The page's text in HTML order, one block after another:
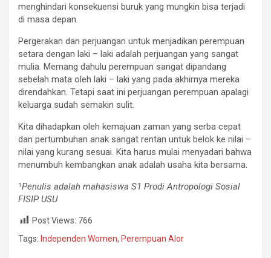
menghindari konsekuensi buruk yang mungkin bisa terjadi
di masa depan.
Pergerakan dan perjuangan untuk menjadikan perempuan
setara dengan laki – laki adalah perjuangan yang sangat
mulia. Memang dahulu perempuan sangat dipandang
sebelah mata oleh laki – laki yang pada akhirnya mereka
direndahkan. Tetapi saat ini perjuangan perempuan apalagi
keluarga sudah semakin sulit.
Kita dihadapkan oleh kemajuan zaman yang serba cepat
dan pertumbuhan anak sangat rentan untuk belok ke nilai –
nilai yang kurang sesuai. Kita harus mulai menyadari bahwa
menumbuh kembangkan anak adalah usaha kita bersama.
¹Penulis adalah mahasiswa S1 Prodi Antropologi Sosial
FISIP USU
Post Views: 766
Tags: Independen Women, Perempuan Alor